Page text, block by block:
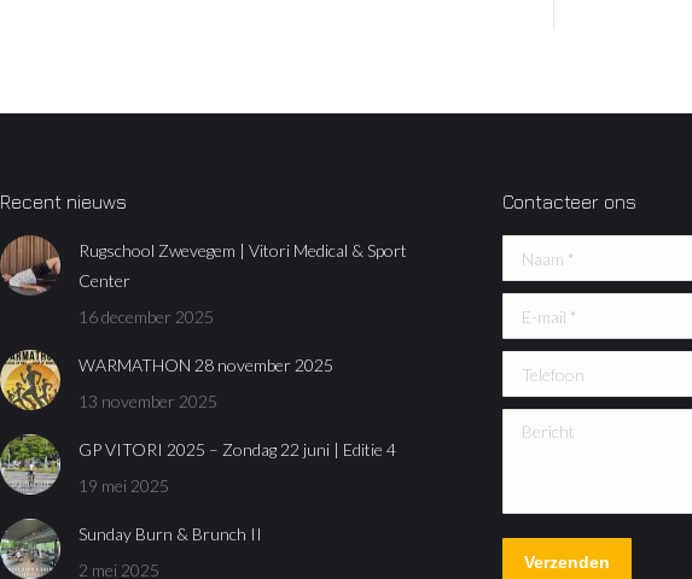
Recent nieuws
Rugschool Zwevegem | Vitori Medical & Sport
Center
16 december 2025
WARMATHON 28 november 2025
13 november 2025
GP VITORI 2025 – Zondag 22 juni | Editie 4
19 mei 2025
Sunday Burn & Brunch II
2 mei 2025
Contacteer ons
Naam *
E-mail *
Telefoon
Bericht
Verzenden